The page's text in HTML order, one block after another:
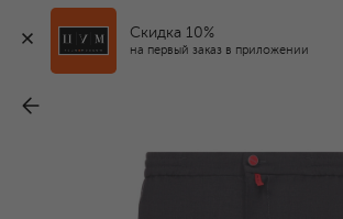
Скидка 10%
на первый заказ в приложении
150